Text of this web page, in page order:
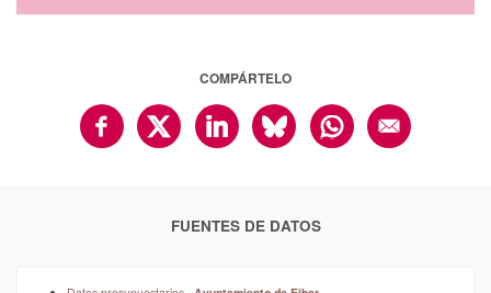
COMPÁRTELO
FUENTES DE DATOS